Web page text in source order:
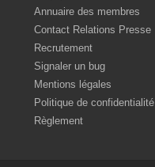
Annuaire des membres
Contact Relations Presse
Recrutement
Signaler un bug
Mentions légales
Politique de confidentialité
Règlement